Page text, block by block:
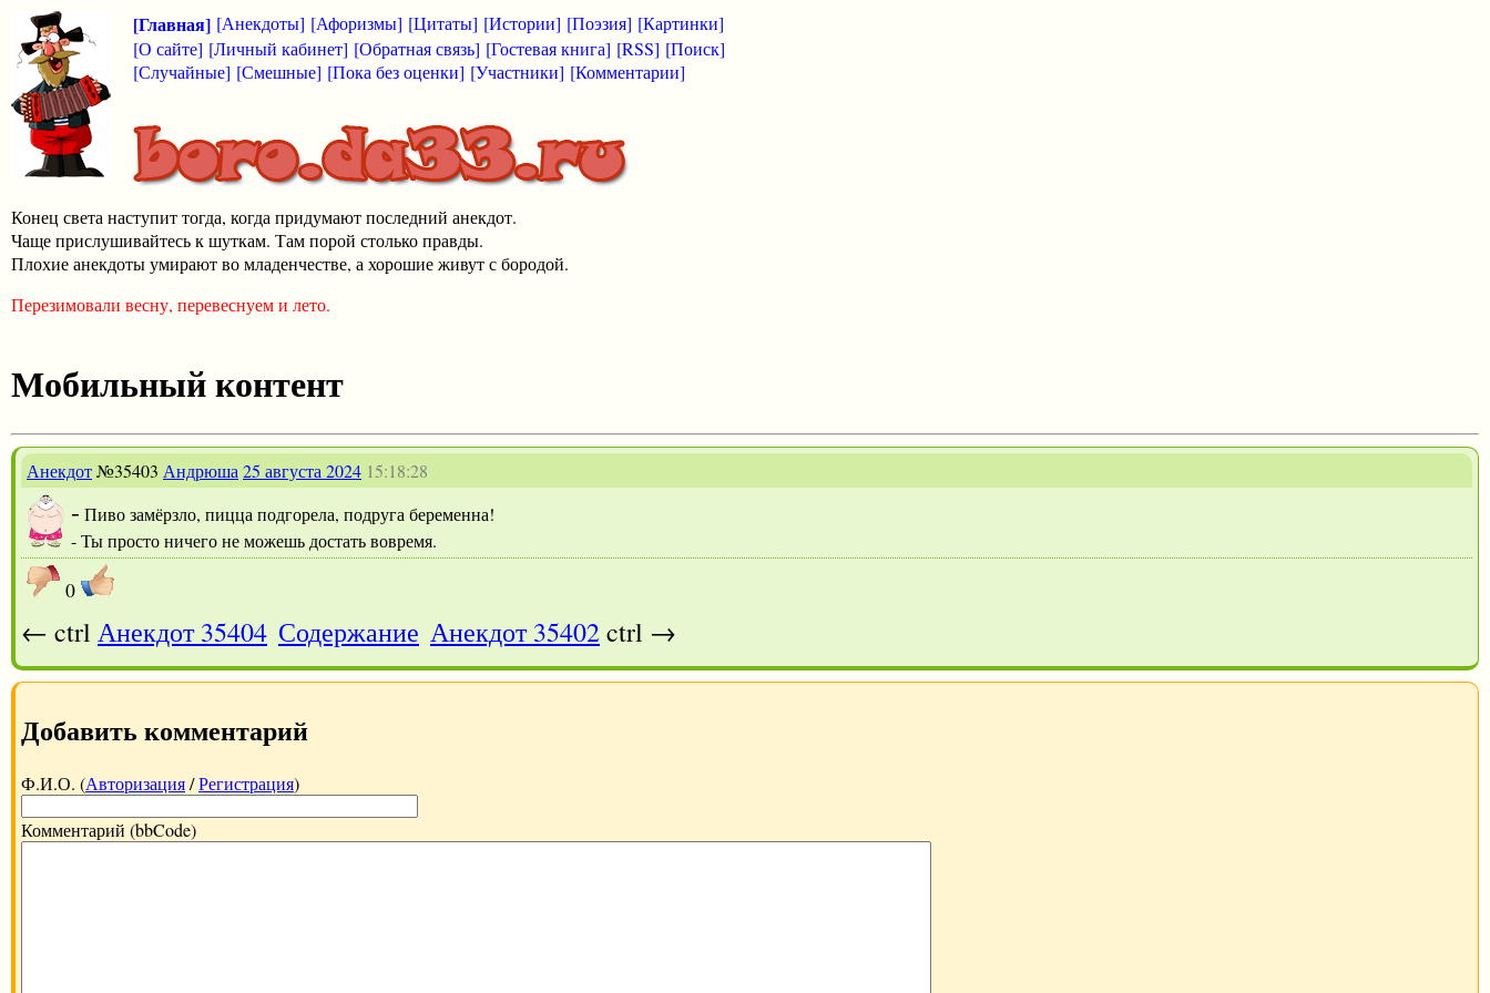
[Главная] [Анекдоты] [Афоризмы] [Цитаты] [Истории] [Поэзия] [Картинки]
[О сайте] [Личный кабинет] [Обратная связь] [Гостевая книга] [RSS] [Поиск]
[Случайные] [Смешные] [Пока без оценки] [Участники] [Комментарии]
Конец света наступит тогда, когда придумают последний анекдот.
Чаще прислушивайтесь к шуткам. Там порой столько правды.
Плохие анекдоты умирают во младенчестве, а хорошие живут с бородой.
Перезимовали весну, перевеснуем и лето.
Мобильный контент
Анекдот№35403 Андрюша 25 августа 2024 15:18:28
- Пиво замёрзло, пицца подгорела, подруга беременна!
- Ты просто ничего не можешь достать вовремя.
0
← ctrl Анекдот 35404 Содержание Анекдот 35402ctrl →
Добавить комментарий
Ф.И.О. (Авторизация/Регистрация)
Комментарий (bbCode)